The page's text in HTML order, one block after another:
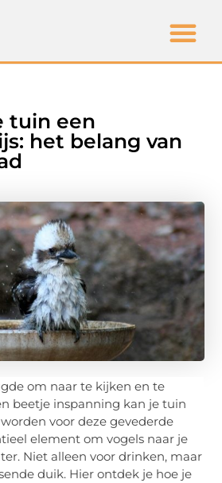
tuin een
het belang van
om naar te kijken en te
beetje inspanning kan je tuin
voor deze gevederde
element om vogels naar je
Niet alleen voor drinken, maar
duik. Hier ontdek je hoe je